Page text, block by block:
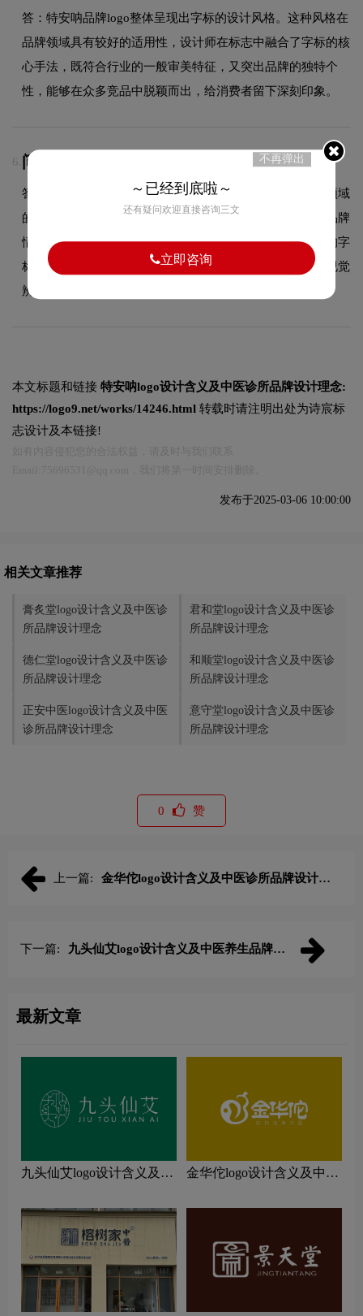
答：特安呐品牌logo整体呈现出字标的设计风格。这种风格在
品牌领域具有较好的适用性，设计师在标志中融合了字标的核
心手法，既符合行业的一般审美特征，又突出品牌的独特个
性，能够在众多竞品中脱颖而出，给消费者留下深刻印象。
6. 问：特安呐logo采用什么颜色搭配？
答：特安呐品牌整体使用的色彩方案充分契合了其在品牌领域
的品牌定位，以温暖明快的暖色调为主，传递积极活力的品牌
情绪，拉近与消费者的距离。这种色彩选择既传递了品牌的字
标设计美学，又能有效吸引目标受众，使标志具有较强的视觉
辨识度。
本文标题和链接 特安呐logo设计含义及中医诊所品牌设计理念:
https://logo9.net/works/14246.html 转载时请注明出处为诗宸标
志设计及本链接!
发布于2025-03-06 10:00:00
相关文章推荐
膏炙堂logo设计含义及中医诊
所品牌设计理念
君和堂logo设计含义及中医诊
所品牌设计理念
德仁堂logo设计含义及中医诊
所品牌设计理念
和顺堂logo设计含义及中医诊
所品牌设计理念
正安中医logo设计含义及中医
诊所品牌设计理念
意守堂logo设计含义及中医诊
所品牌设计理念
0 赞
上一篇:
金华佗logo设计含义及中医诊所品牌设计理
下一篇:
九头仙艾logo设计含义及中医养生品牌设
最新文章
九头仙艾logo设计含义及中
金华佗logo设计含义及中医
不再弹出
～已经到底啦～
还有疑问欢迎直接咨询三文
立即咨询